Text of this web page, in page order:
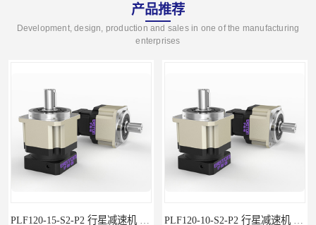
产品推荐
Development, design, production and sales in one of the manufacturing
enterprises